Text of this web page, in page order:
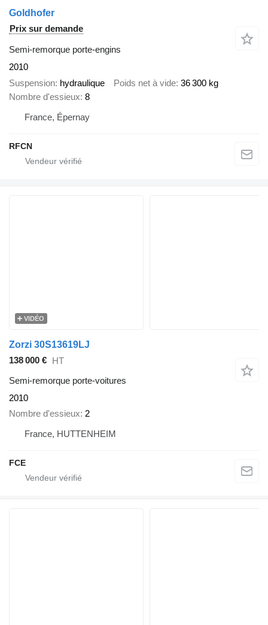
Goldhofer
Prix sur demande
Semi-remorque porte-engins
2010
Suspension hydraulique Poids net à vide 36 300 kg
Nombre d'essieux 8
France, Épernay
RFCN
VIDÉO
Zorzi 30S13619LJ
138 000 € HT
Semi-remorque porte-voitures
2010
Nombre d'essieux 2
France, HUTTENHEIM
FCE